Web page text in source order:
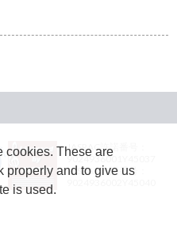
JASRAC許諾番号：
9024936001Y45037
JASRAC許諾番号：
cookies. These are
properly and to give us
is used.